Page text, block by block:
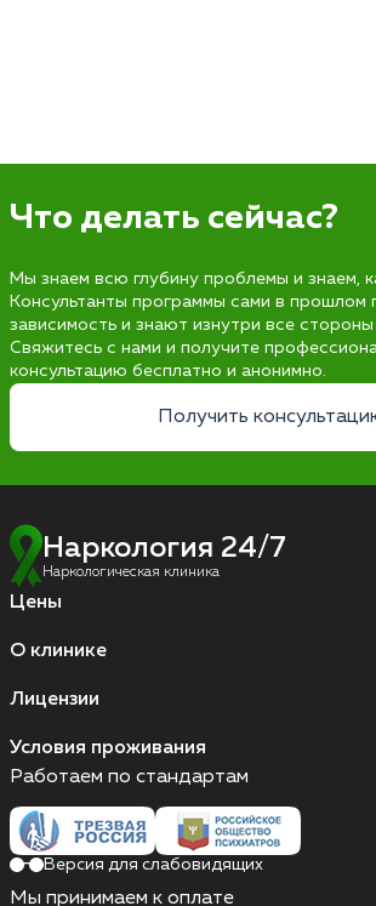
Что делать сейчас?
Мы знаем всю глубину проблемы и знаем,
Консультанты программы сами в прошлом
зависимость и знают изнутри все стороны
Свяжитесь с нами и получите
консультацию бесплатно и анонимно.
Получить
Наркология 24/7
Наркологическая клиника
Цены
О клинике
Лицензии
Условия проживания
Работаем по стандартам
Версия для слабовидящих
Мы принимаем к оплате